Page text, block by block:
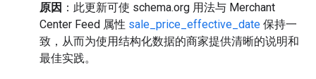
原因 ：此更新可使 schema.org 用法与 Merchant
Center Feed 属性 sale_price_effective_date 保持一
致，从而为使用结构化数据的商家提供清晰的说明和
最佳实践。